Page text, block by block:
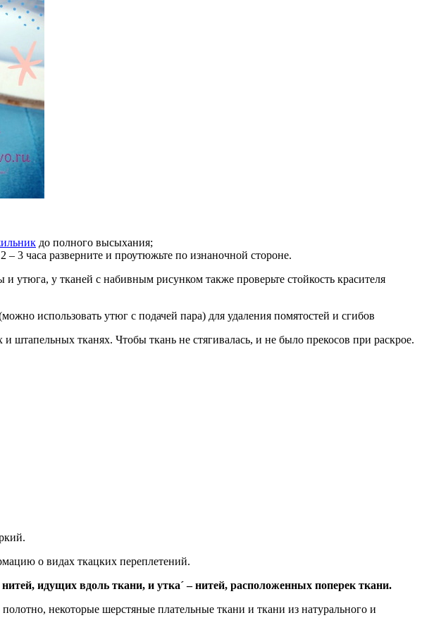
до полного высыхания;
– 3 часа разверните и проутюжьте по изнаночной стороне.
утюга, у тканей с набивным рисунком также проверьте стойкость красителя
использовать утюг с подачей пара) для удаления помятостей и сгибов
тканях. Чтобы ткань не стягивалась, и не было прекосов при раскрое.
о видах ткацких переплетений.
нитей, идущих вдоль ткани, и утка´– нитей, расположенных поперек ткани.
некоторые шерстяные плательные ткани и ткани из натурального и